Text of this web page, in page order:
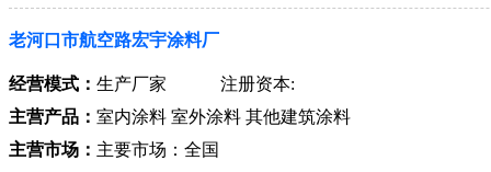
老河口市航空路宏宇涂料厂
经营模式： 生产厂家
注册资本:
主营产品： 室内涂料 室外涂料 其他建筑涂料
主营市场： 主要市场：全国